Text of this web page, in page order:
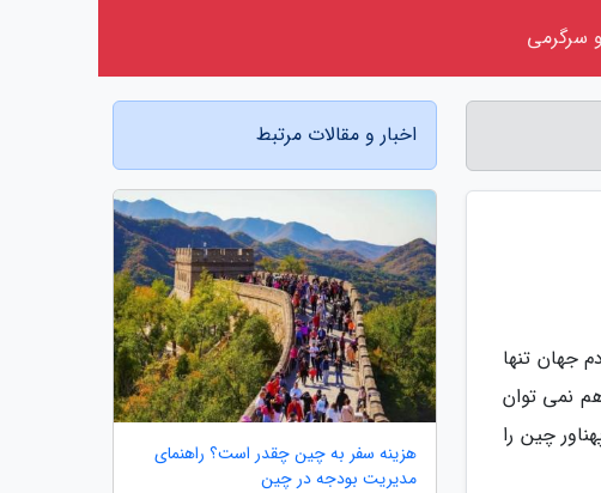
جهان تنها
نمی توان
چین را
اخبار و مقالات مرتبط
هزینه سفر به چین چقدر است؟ راهنمای
مدیریت بودجه در چین
سرگرمی